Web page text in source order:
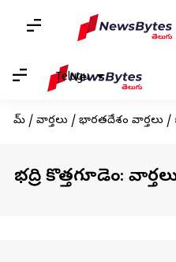
Telugu
హోమ్ / వార్తలు / భారతదేశం వార్తలు /
భద్రాద్రి కొత్తగూడెం: